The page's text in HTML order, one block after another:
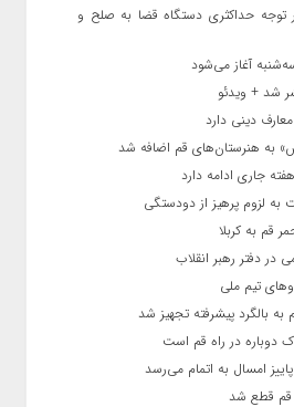
توجه حداکثری دستگاه قضا به صلح و
آغاز می‌شود
شد + ویدئو
دینی دارد
به هنرستان‌های قم اضافه شد
جاری ادامه دارد
به لزوم پرهیز از دودستگی
در دفتر رهبر انقلاب
به بالگرد پیشرفته تجهیز شد
دوباره در راه قم است
امسال به اتمام می‌رسد